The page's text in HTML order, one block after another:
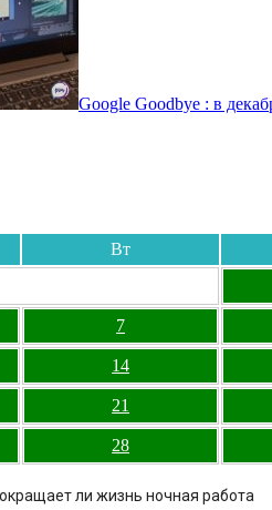
Google Goodbye : в
Вт
7
14
21
28
ли жизнь ночная работа